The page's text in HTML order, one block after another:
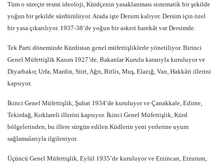
Tüm o süreçte resmi ideoloji, Kürdçenin yasaklanması sistematik bir şekilde
yoğun bir şekilde sürdürülüyor. Arada işte Dersim kalıyor. Dersim için özel
bir yasa çıkarılıyor. 1937-38’de yoğun bir askeri harekât var Dersimde.
Tek Parti döneminde Kürdistan genel müfettişliklerle yönetiliyor. Birinci
Genel Müfettişlik Kasım 1927’de, Bakanlar Kurulu kararıyla kuruluyor ve
Diyarbakır, Urfa, Mardin, Siirt, Ağrı, Bitlis, Muş, Elazığ, Van, Hakkâri illerini
kapsıyor.
İkinci Genel Müfettişlik, Şubat 1934’de kuruluyor ve Çanakkale, Edirne,
Tekirdağ, Kırklareli illerini kapsıyor. İkinci Genel Müfettişlik, Kürd
bölgelerinden, bu illere sürgün edilen Küdlerin yeni yerlerine uyum
sağlamalarıyla ilgileniyor.
Üçüncü Genel Müfettişlik, Eylül 1935’de kuruluyor ve Erzincan, Erzurum,